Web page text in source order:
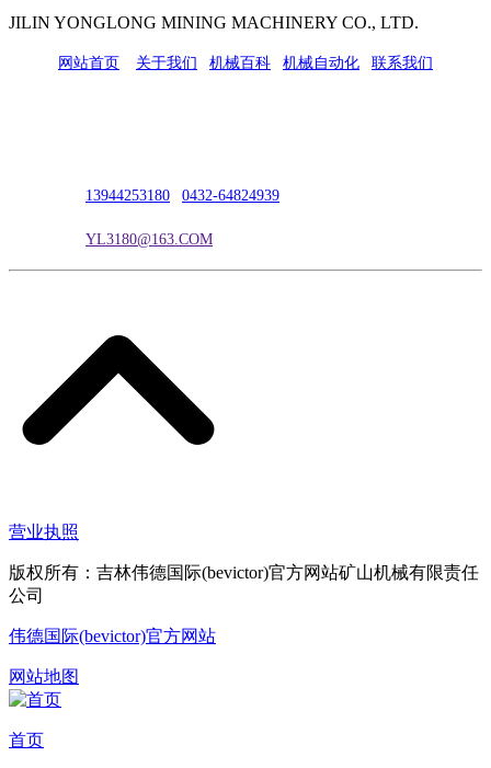
JILIN YONGLONG MINING MACHINERY CO., LTD.
网站首页 关于我们 机械百科 机械自动化 联系我们
13944253180 0432-64824939
YL3180@163.COM
营业执照
版权所有：吉林伟德国际(bevictor)官方网站矿山机械有限责任
公司
伟德国际(bevictor)官方网站
网站地图
首页